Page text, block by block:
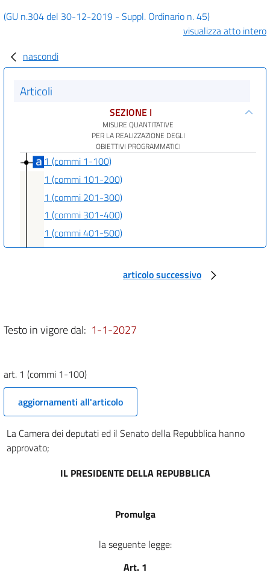
(GU n.304 del 30-12-2019 - Suppl. Ordinario n. 45)
visualizza atto intero
nascondi
Articoli
SEZIONE I
MISURE QUANTITATIVE
PER LA REALIZZAZIONE DEGLI
OBIETTIVI PROGRAMMATICI
1 (commi 1-100)
1 (commi 101-200)
1 (commi 201-300)
1 (commi 301-400)
1 (commi 401-500)
1 (commi 501-600)
APPROVAZIONE DEGLI STATI
3
4
5
6
7
articolo successivo
Testo in vigore dal: 1-1-2027
art. 1 (commi 1-100)
aggiornamenti all'articolo
La Camera dei deputati ed il Senato della Repubblica hanno
approvato;
IL PRESIDENTE DELLA REPUBBLICA
Promulga
la seguente legge:
Art. 1